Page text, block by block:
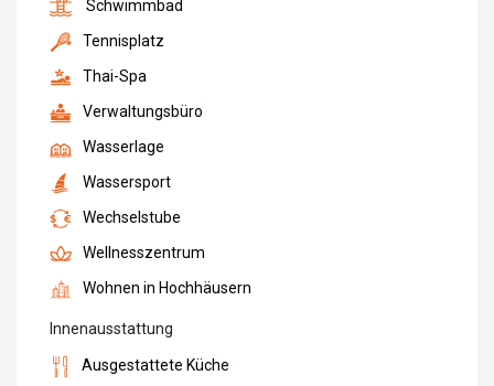
Schwimmbad
Tennisplatz
Thai-Spa
Verwaltungsbüro
Wasserlage
Wassersport
Wechselstube
Wellnesszentrum
Wohnen in Hochhäusern
Innenausstattung
Ausgestattete Küche